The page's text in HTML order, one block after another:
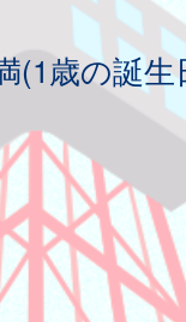
(1歳の誕